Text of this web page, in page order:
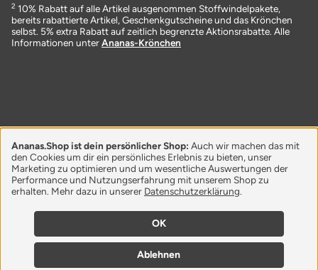
2 10% Rabatt auf alle Artikel ausgenommen Stoffwindelpakete,
bereits rabattierte Artikel, Geschenkgutscheine und das Krönchen
selbst. 5% extra Rabatt auf zeitlich begrenzte Aktionsrabatte. Alle
Informationen unterAnanas-Krönchen
Ananas.Shop ist dein persönlicher Shop: Auch wir machen das mit
den Cookies um dir ein persönliches Erlebnis zu bieten, unser
Marketing zu optimieren und um wesentliche Auswertungen der
Performance und Nutzungserfahrung mit unserem Shop zu
erhalten. Mehr dazu in unserer Datenschutzerklärung.
OK
Ablehnen